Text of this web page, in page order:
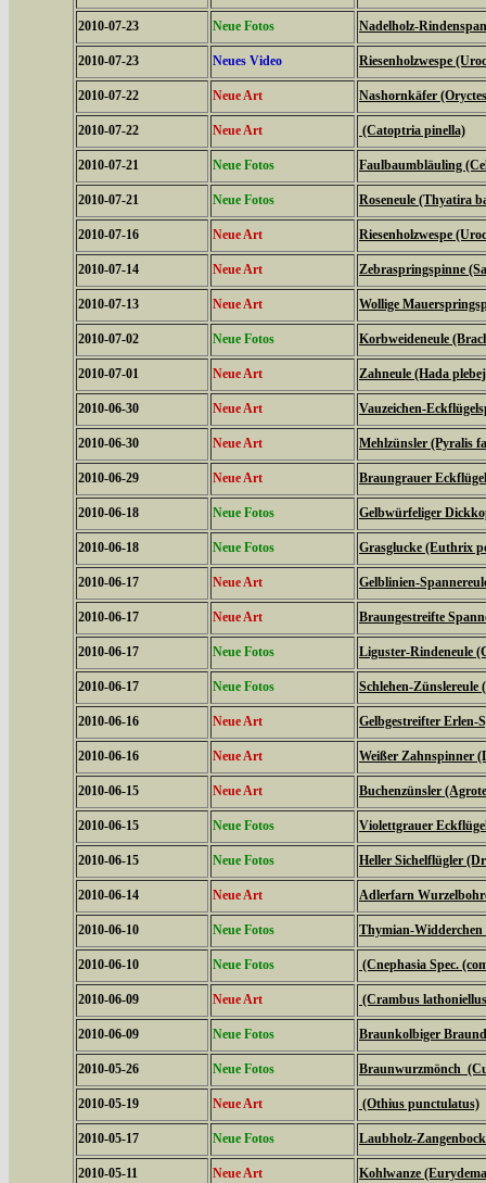
2010-07-23 Neue Fotos Nadelholz-
2010-07-23 Neues Video Riesenholzwespe
2010-07-22 Neue Art Nashornkäfer
2010-07-22 Neue Art (Catoptria pinella)
2010-07-21 Neue Fotos Faulbaumbläuling
2010-07-21 Neue Fotos Roseneule (Thyatira
2010-07-16 Neue Art Riesenholzwespe
2010-07-14 Neue Art Zebraspringspinne
2010-07-13 Neue Art Wollige
2010-07-02 Neue Fotos Korbweideneule
2010-07-01 Neue Art Zahneule (Hada
2010-06-30 Neue Art Vauzeichen-
2010-06-30 Neue Art Mehlzünsler (Pyralis
2010-06-29 Neue Art Braungrauer
2010-06-18 Neue Fotos Gelbwürfeliger
2010-06-18 Neue Fotos Grasglucke (Euthrix
2010-06-17 Neue Art Gelblinien-
2010-06-17 Neue Art Braungestreifte
2010-06-17 Neue Fotos Liguster-Rindeneule
2010-06-17 Neue Fotos Schlehen-Zünslereule
2010-06-16 Neue Art Gelbgestreifter Erlen-
2010-06-16 Neue Art Weißer Zahnspinner
2010-06-15 Neue Art Buchenzünsler
2010-06-15 Neue Fotos Violettgrauer
2010-06-15 Neue Fotos Heller Sichelflügler
2010-06-14 Neue Art Adlerfarn
2010-06-10 Neue Fotos Thymian-
2010-06-10 Neue Fotos (Cnephasia Spec.
2010-06-09 Neue Art (Crambus
2010-06-09 Neue Fotos Braunkolbiger
2010-05-26 Neue Fotos Braunwurzmönch
2010-05-19 Neue Art (Othius punctulatus)
2010-05-17 Neue Fotos Laubholz-
2010-05-11 Neue Art Kohlwanze